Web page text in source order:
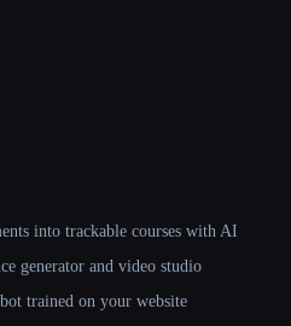
into trackable courses with AI
generator and video studio
trained on your website